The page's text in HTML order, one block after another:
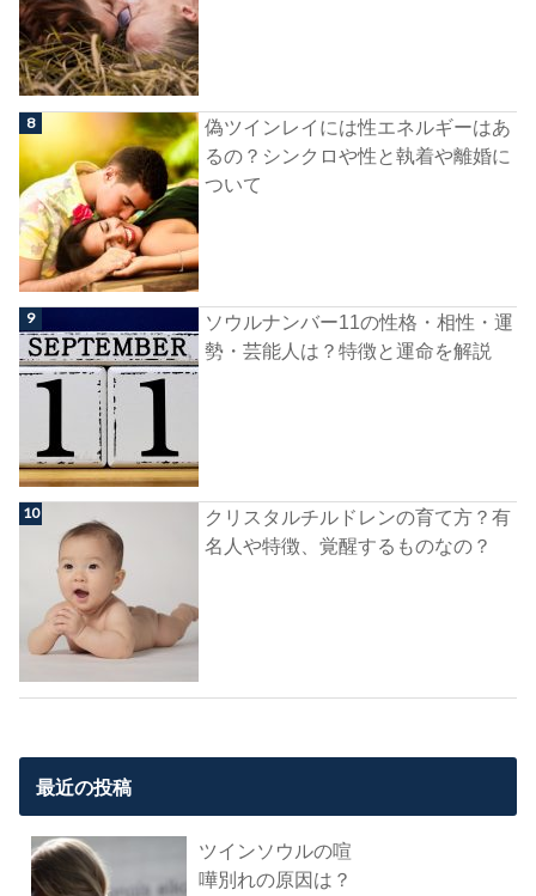
偽ツインレイには性エネルギーはあ
るの？シンクロや性と執着や離婚に
ついて
ソウルナンバー11の性格・相性・運
勢・芸能人は？特徴と運命を解説
クリスタルチルドレンの育て方？有
名人や特徴、覚醒するものなの？
最近の投稿
ツインソウルの喧
嘩別れの原因は？